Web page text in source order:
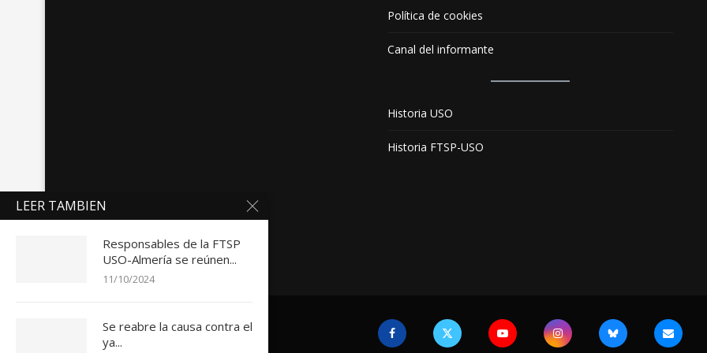
Política de cookies
Canal del informante
Historia USO
Historia FTSP-USO
LEER TAMBIEN
Responsables de la FTSP
USO-Almería se reúnen...
11/10/2024
Se reabre la causa contra el
ya...